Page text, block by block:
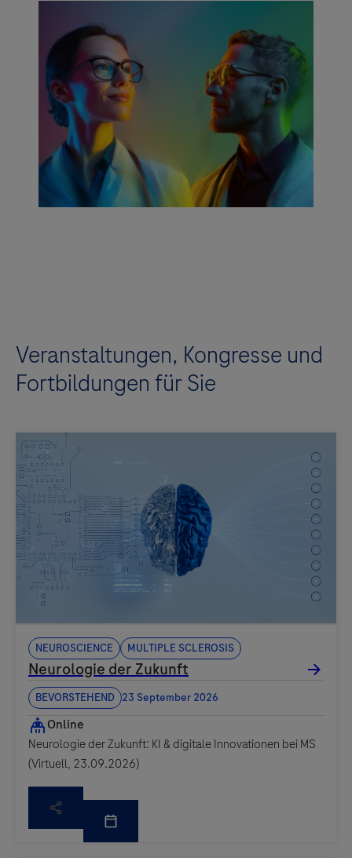
Veranstaltungen, Kongresse und
Fortbildungen für Sie
Neuroscience Multiple sclerosis
Neurologie der Zukunft: KI & digitale Innovationen bei MS
(Virtuell, 23.09.2026)